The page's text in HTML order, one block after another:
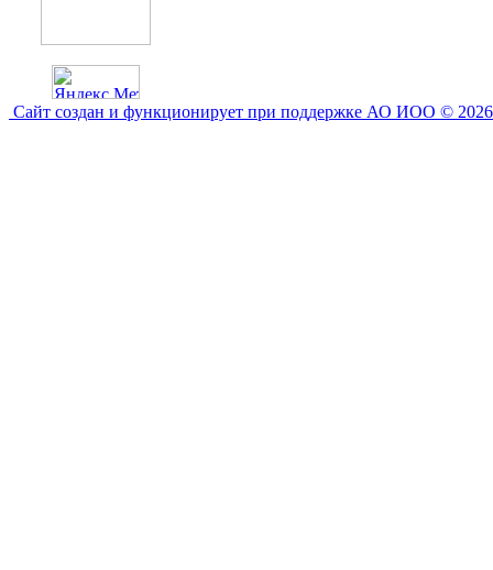
Сайт создан и функционирует при поддержке АО ИОО © 2026